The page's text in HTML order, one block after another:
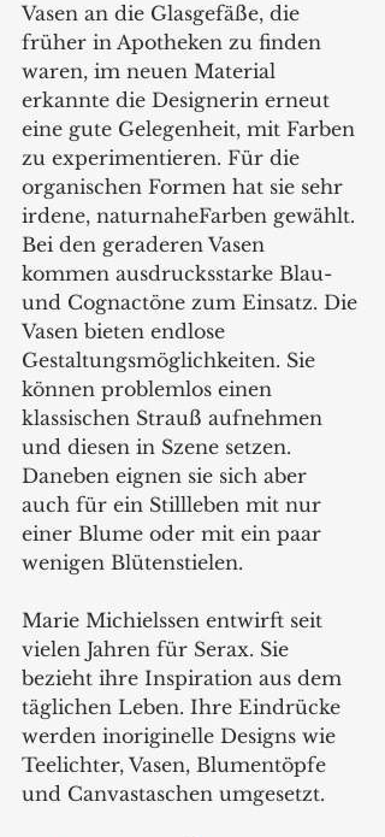
Vasen an die Glasgefäße, die
früher in Apotheken zu finden
waren, im neuen Material
erkannte die Designerin erneut
eine gute Gelegenheit, mit Farben
zu experimentieren. Für die
organischen Formen hat sie sehr
irdene, naturnaheFarben gewählt.
Bei den geraderen Vasen
kommen ausdrucksstarke Blau-
und Cognactöne zum Einsatz. Die
Vasen bieten endlose
Gestaltungsmöglichkeiten. Sie
können problemlos einen
klassischen Strauß aufnehmen
und diesen in Szene setzen.
Daneben eignen sie sich aber
auch für ein Stillleben mit nur
einer Blume oder mit ein paar
wenigen Blütenstielen.
Marie Michielssen entwirft seit
vielen Jahren für Serax. Sie
bezieht ihre Inspiration aus dem
täglichen Leben. Ihre Eindrücke
werden inoriginelle Designs wie
Teelichter, Vasen, Blumentöpfe
und Canvastaschen umgesetzt.